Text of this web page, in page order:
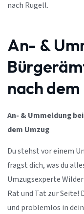
nach Rugell.
An- &
nach
An- & Ummeldung
dem Umzug
Du stehst vor einem
fragst dich, was du
Umzugsexperte
Rat und Tat zur Seite!
und problemlos in